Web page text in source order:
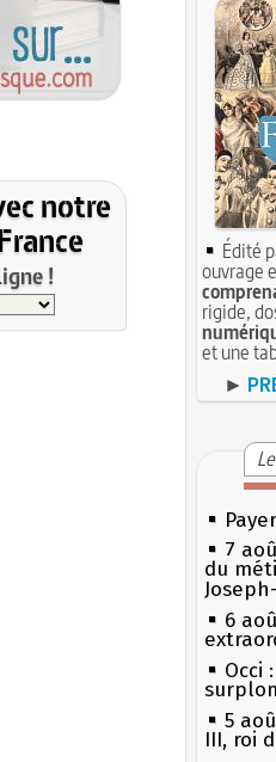
notre
!
Édité
ouvrage
rigide,
et une
►
7
du
6
Occi
5
III, roi